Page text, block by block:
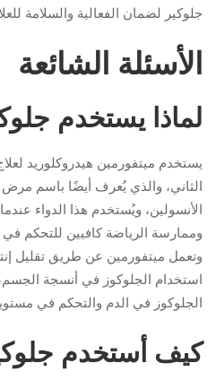
جلوكير لضمان الفعالية والسلامة
الأسئلة الشائعة
لماذا يستخدم
يستخدم ميتفورمين هيدروكلوريد
الثاني، والذي يُعرف أيضًا باسم
الأنسولين، ويُستخدم هذا الدواء
وممارسة الرياضة كافيين للتحكم
وتعمل ميتفورمين عن طريق تقليل
استخدام الجلوكوز في أنسجة
الجلوكوز في الدم والتحكم في
كيف أستخدم